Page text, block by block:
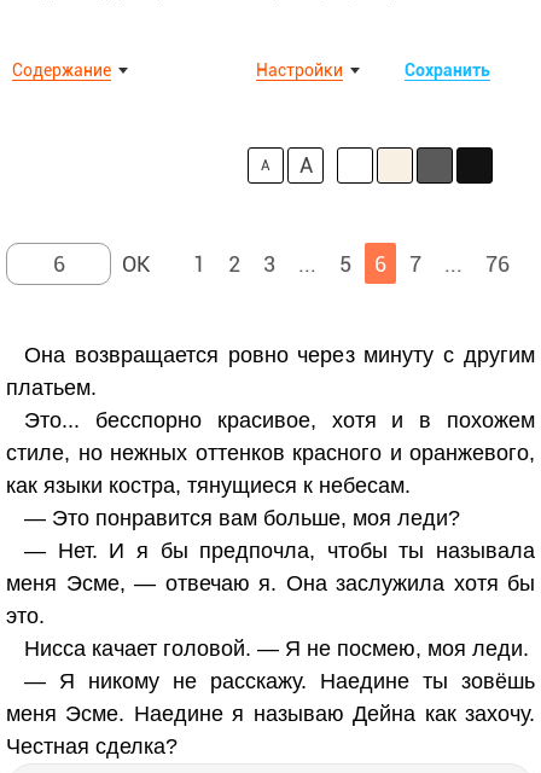
Содержание Сохранить
Настройки
A A
1 2 3 ... 5 6 7 ... 76
Она возвращается ровно через минуту с другим
платьем.
Это... бесспорно красивое, хотя и в похожем
стиле, но нежных оттенков красного и оранжевого,
как языки костра, тянущиеся к небесам.
— Это понравится вам больше, моя леди?
— Нет. И я бы предпочла, чтобы ты называла
меня Эсме, — отвечаю я. Она заслужила хотя бы
это.
Нисса качает головой. — Я не посмею, моя леди.
— Я никому не расскажу. Наедине ты зовёшь
меня Эсме. Наедине я называю Дейна как захочу.
Честная сделка?